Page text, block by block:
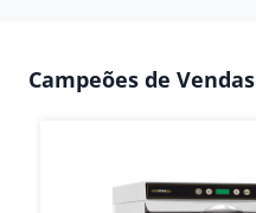
Campeões de Vendas